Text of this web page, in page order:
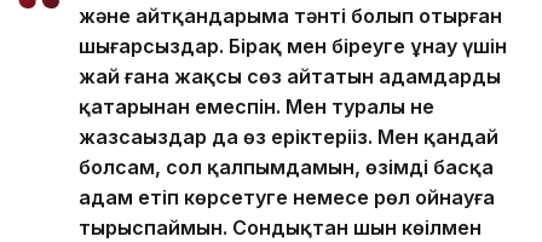
және айтқандарыма тәнті болып отырған
шығарсыздар. Бірақ мен біреуге ұнау үшін
жай ғана жақсы сөз айтатын адамдардың
қатарынан емеспін. Мен туралы не
жазсаңыздар да өз еріктеріңіз. Мен қандай
болсам, сол қалпымдамын, өзімді басқа
адам етіп көрсетуге немесе рөл ойнауға
тырыспаймын. Сондықтан шын көңілмен